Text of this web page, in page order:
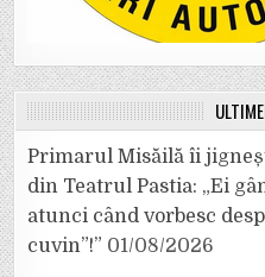
Primarul Misăilă îi
din Teatrul Pastia: „Ei
atunci când vorbesc
cuvin”!” 01/08/2026